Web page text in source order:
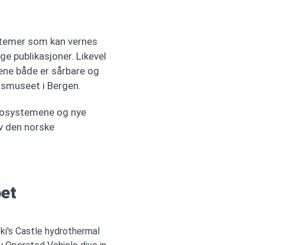
som kan vernes
publikasjoner. Likevel
både er sårbare og
i Bergen.
og nye
den norske